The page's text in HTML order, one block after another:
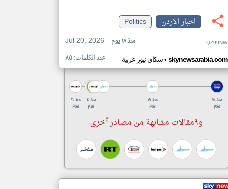
اخبار الاردن
Politics
Jul 20, 2026
منذ ١٨ يوم QZ99NW
سكاي نيوز عربية• skynewsarabia.com عدد الكلمات: ٨٥
منذ ٢٠
يوم
منذ ٢٠
يوم
منذ ١٩
يوم
منذ ١٨
يوم
و٩مقالات مشابهة من مصادر أخرى